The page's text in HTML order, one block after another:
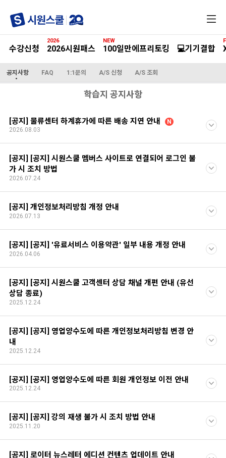
메
수강신청 2026시원패스
2026
100일만에프리토킹
NEW
💻기기결합
공지사항 FAQ 1:1문의 A/S 신청 A/S 조회
학습지 공지사항
[공지] 물류센터 하계휴가에 따른 배송 지연 안내
N
2026.08.03
[공지] [공지] 시원스쿨 멤버스 사이트로 연결되어 로그인 불
가 시 조치 방법
2026.07.24
[공지] 개인정보처리방침 개정 안내
2026.07.13
[공지] [공지] '유료서비스 이용약관' 일부 내용 개정 안내
2026.04.06
[공지] [공지] 시원스쿨 고객센터 상담 채널 개편 안내 (유선
상담 종료)
2025.12.24
[공지] [공지] 영업양수도에 따른 개인정보처리방침 변경 안
내
2025.12.24
[공지] [공지] 영업양수도에 따른 회원 개인정보 이전 안내
2025.12.24
[공지] [공지] 강의 재생 불가 시 조치 방법 안내
2025.11.20
[공지] 로이터 뉴스레터 에디션 컨텐츠 업데이트 안내